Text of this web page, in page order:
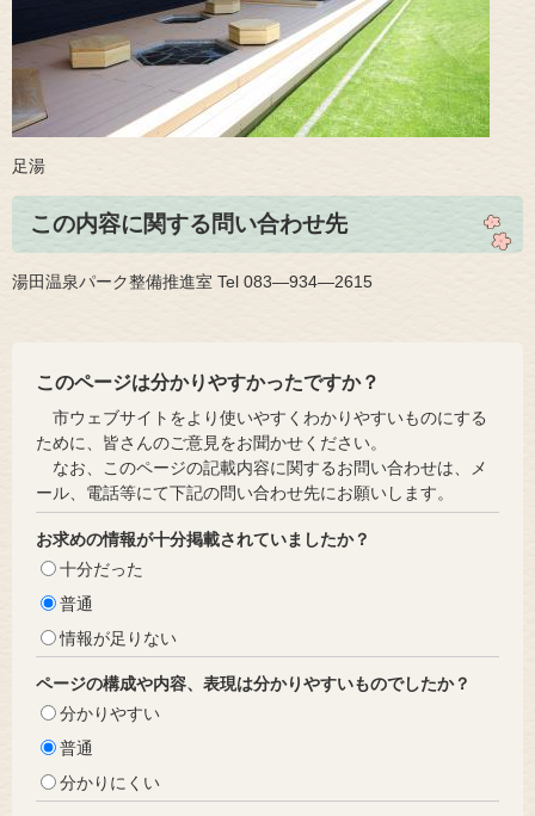
足湯
この内容に関する問い合わせ先
湯田温泉パーク整備推進室 Tel 083—934—2615
このページは分かりやすかったですか？
市ウェブサイトをより使いやすくわかりやすいものにする
ために、皆さんのご意見をお聞かせください。
なお、このページの記載内容に関するお問い合わせは、メ
ール、電話等にて下記の問い合わせ先にお願いします。
お求めの情報が十分掲載されていましたか？
十分だった
普通
情報が足りない
ページの構成や内容、表現は分かりやすいものでしたか？
分かりやすい
普通
分かりにくい